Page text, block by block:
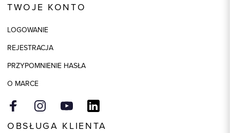
Skład tkaniny
TWOJE KONTO
LOGOWANIE
REJESTRACJA
PRZYPOMNIENIE HASŁA
O MARCE
OBSŁUGA KLIENTA